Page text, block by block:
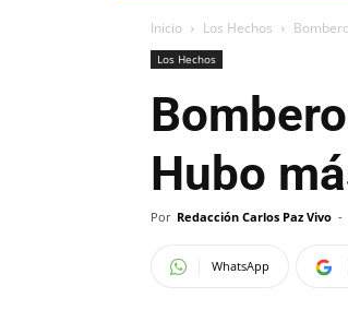
Inicio Los Hechos
Los Hechos
Hubo
Por Redacción Carlos Paz Vivo -
WhatsApp